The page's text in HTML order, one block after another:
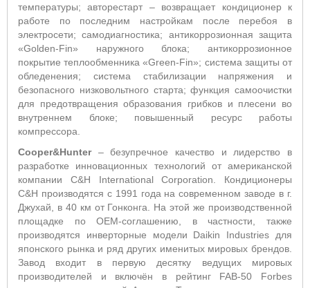
температуры; авторестарт – возвращает кондиционер к
работе по последним настройкам после перебоя в
электросети; самодиагностика; антикоррозионная защита
«Golden-Fin» наружного блока; антикоррозионное
покрытие теплообменника «Green-Fin»; система защиты от
обледенения; система стабилизации напряжения и
безопасного низковольтного старта; функция самоочистки
для предотвращения образования грибков и плесени во
внутреннем блоке; повышенный ресурс работы
компрессора.
Cooper&Hunter –безупречное качество и лидерство в
разработке инновационных технологий от американской
компании C&H International Corporation. Кондиционеры
C&H производятся с 1991 года на современном заводе в г.
Джухай, в 40 км от Гонконга. На этой же производственной
площадке по ОЕМ-соглашению, в частности, также
производятся инверторные модели Daikin Industries для
японского рынка и ряд других именитых мировых брендов.
Завод входит в первую десятку ведущих мировых
производителей и включён в рейтинг FAB-50 Forbes